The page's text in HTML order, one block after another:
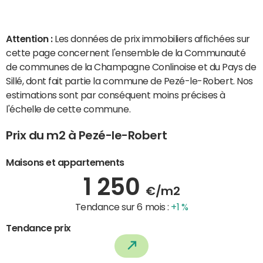
Attention : Les données de prix immobiliers affichées sur
cette page concernent l'ensemble de la Communauté
de communes de la Champagne Conlinoise et du Pays de
Sillé, dont fait partie la commune de Pezé-le-Robert. Nos
estimations sont par conséquent moins précises à
l'échelle de cette commune.
Prix du m2 à Pezé-le-Robert
Maisons et appartements
1 250 €/m2
Tendance sur 6 mois : +1 %
Tendance prix